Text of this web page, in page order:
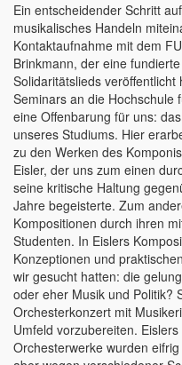
Ein entscheidender Schritt
musikalisches Handeln
Kontaktaufnahme mit dem
Brinkmann, der eine
Solidaritätslieds
Seminars an die Hochschule
eine Offenbarung für uns:
unseres Studiums. Hier
zu den Werken des
Eisler, der uns zum einen
seine kritische Haltung
Jahre begeisterte. Zum
Kompositionen durch ihren
Studenten. In Eislers
Konzeptionen und
wir gesucht hatten: die
oder eher Musik und Politik?
Orchesterkonzert mit
Umfeld vorzubereiten.
Orchesterwerke wurden